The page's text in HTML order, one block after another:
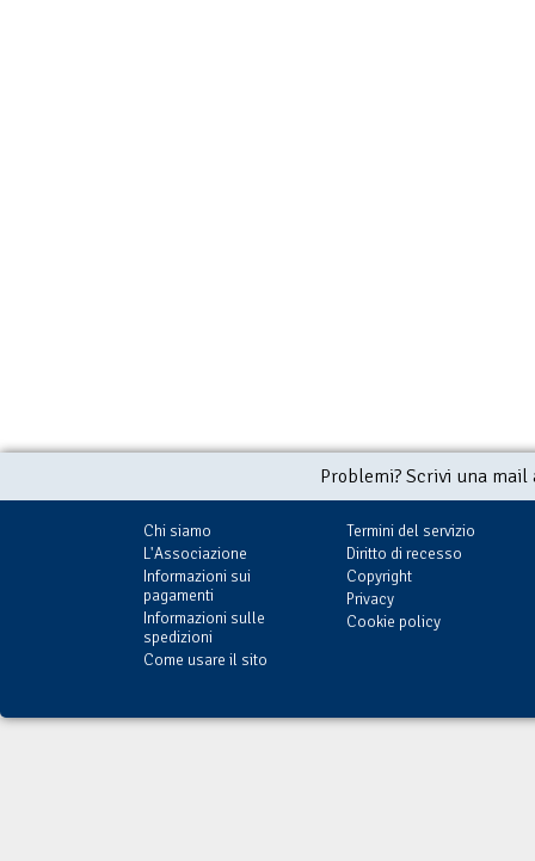
Problemi? Scrivi una
Chi siamo
L'Associazione
Informazioni sui
pagamenti
Informazioni sulle
spedizioni
Come usare il sito
Termini del servizio
Diritto di recesso
Copyright
Privacy
Cookie policy